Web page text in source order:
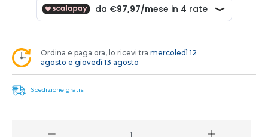
Ordina e paga ora, lo ricevi tra mercoledì 12
agosto e giovedì 13 agosto
Spedizione gratis